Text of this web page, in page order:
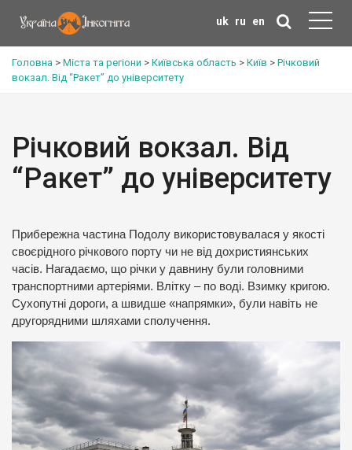
uk ru en
Головна > Міста та регіони > Київська область > Київ > Річковий
вокзал. Від “Ракет” до університету
Річковий вокзал. Від
“Ракет” до університету
Прибережна частина Подолу використовувалася у якості
своєрідного річкового порту чи не від дохристиянських
часів. Нагадаємо, що річки у давнину були головними
транспортними артеріями. Влітку – по воді. Взимку кригою.
Сухопутні дороги, а швидше «напрямки», були навіть не
другорядними шляхами сполучення.